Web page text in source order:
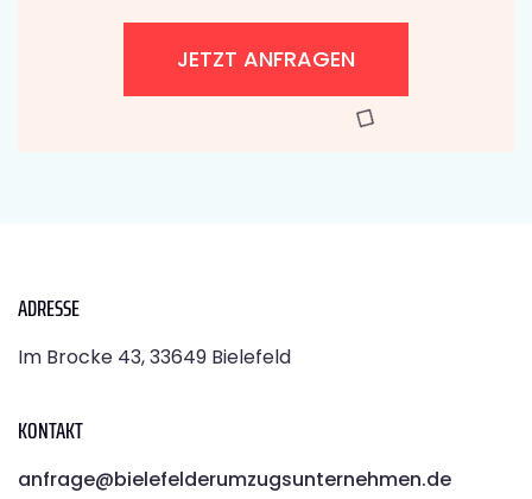
JETZT ANFRAGEN
ADRESSE
Im Brocke 43, 33649 Bielefeld
KONTAKT
anfrage@bielefelderumzugsunternehmen.de